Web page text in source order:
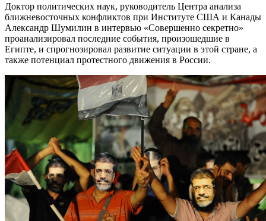
Доктор политических наук, руководитель Центра анализа
ближневосточных конфликтов при Институте США и Канады
Александр Шумилин в интервью «Совершенно секретно»
проанализировал последние события, произошедшие в
Египте, и спрогнозировал развитие ситуации в этой стране, а
также потенциал протестного движения в России.